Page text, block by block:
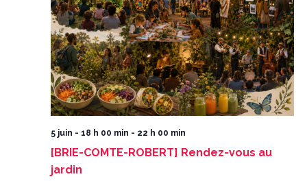
5 juin - 18 h 00 min - 22 h 00 min
[BRIE-COMTE-ROBERT] Rendez-vous au
jardin